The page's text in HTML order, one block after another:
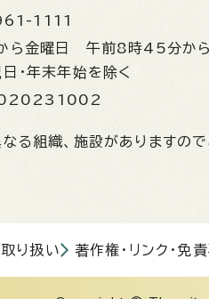
1111
ら金曜日 午前8時45分か
日・年末年始を除く
る組織、施設がありますの
り扱い 著作権・リンク・免